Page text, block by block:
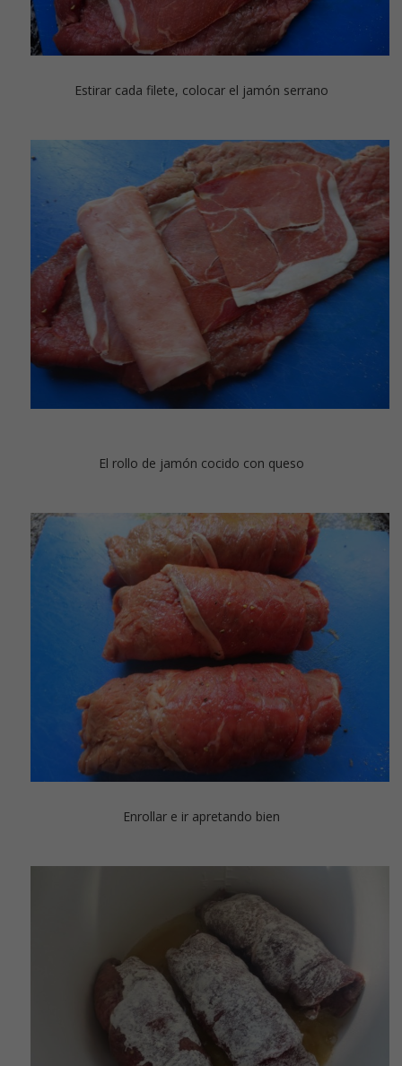
Estirar cada filete, colocar el jamón serrano
El rollo de jamón cocido con queso
Enrollar e ir apretando bien